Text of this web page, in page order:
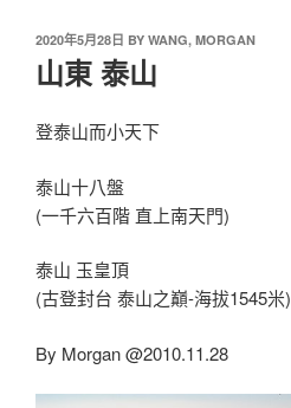
2020年5月28日 BY WANG, MORGAN
山東 泰山
登泰山而小天下
泰山十八盤
(一千六百階 直上南天門)
泰山 玉皇頂
(古登封台 泰山之巔-海拔1545米)
By Morgan @2010.11.28